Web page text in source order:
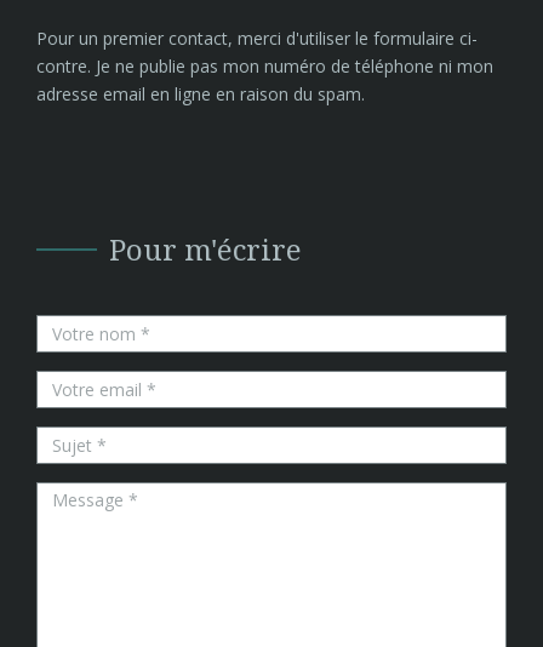
Pour un premier contact, merci d'utiliser le formulaire ci-
contre. Je ne publie pas mon numéro de téléphone ni mon
adresse email en ligne en raison du spam.
Pour m'écrire